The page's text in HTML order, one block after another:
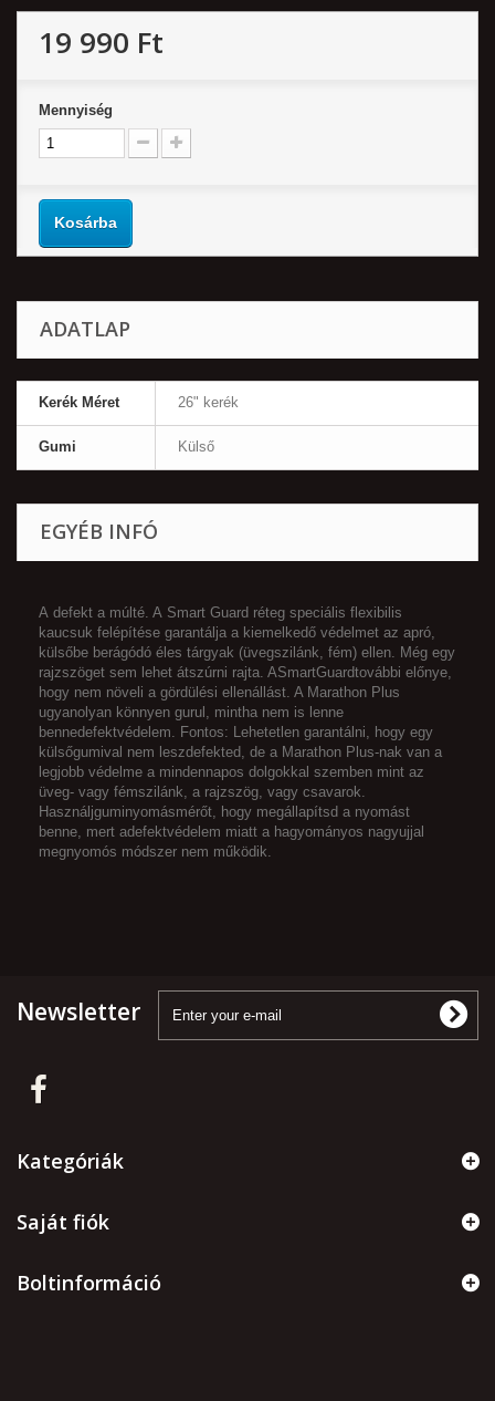
19 990 Ft‎
Mennyiség
Kosárba
ADATLAP
Kerék Méret 26" kerék
Gumi Külső
EGYÉB INFÓ
A defekt a múlté. A Smart Guard réteg speciális flexibilis
kaucsuk felépítése garantálja a kiemelkedő védelmet az apró,
külsőbe berágódó éles tárgyak (üvegszilánk, fém) ellen. Még egy
rajzszöget sem lehet átszúrni rajta. ASmartGuardtovábbi előnye,
hogy nem növeli a gördülési ellenállást. A Marathon Plus
ugyanolyan könnyen gurul, mintha nem is lenne
bennedefektvédelem. Fontos: Lehetetlen garantálni, hogy egy
külsőgumival nem leszdefekted, de a Marathon Plus-nak van a
legjobb védelme a mindennapos dolgokkal szemben mint az
üveg- vagy fémszilánk, a rajzszög, vagy csavarok.
Használjguminyomásmérőt, hogy megállapítsd a nyomást
benne, mert adefektvédelem miatt a hagyományos nagyujjal
megnyomós módszer nem működik.
Newsletter
Kategóriák
Saját fiók
Boltinformáció